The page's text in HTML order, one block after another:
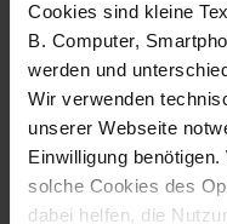
Cookies sind kleine
B. Computer,
werden und
Wir verwenden
unserer Webseite
Einwilligung
solche Cookies des
dabei helfen, die
Fotografo: Lorenz
Sternbach
Download